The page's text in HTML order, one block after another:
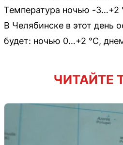
Температура ночью -3…+2
В Челябинске в этот день
будет: ночью 0…+2 °С,
ЧИТАЙТЕ